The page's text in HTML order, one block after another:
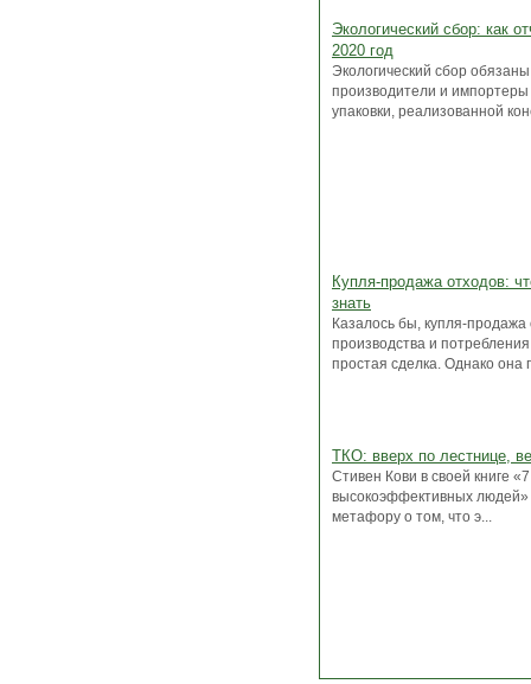
Экологический сбор: как
2020 год
Экологический сбор
производители и импортеры
упаковки, реализованной
Купля-продажа отходов:
знать
Казалось бы, купля-продажа
производства и
простая сделка. Однако она
ТКО: вверх по лестнице,
Стивен Кови в своей книге
высокоэффективных людей»
метафору о том, что э...